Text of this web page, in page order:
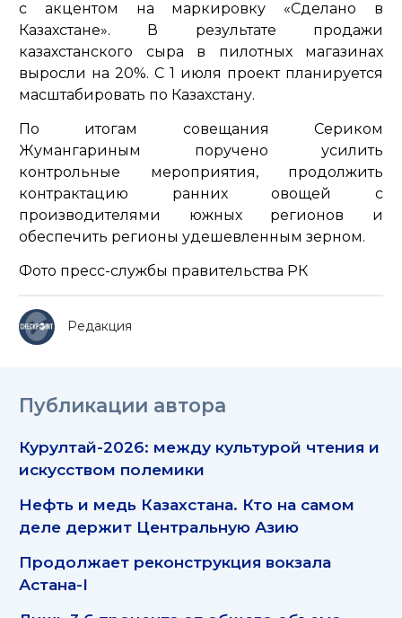
с акцентом на маркировку «Сделано в
Казахстане». В результате продажи
казахстанского сыра в пилотных магазинах
выросли на 20%. С 1 июля проект планируется
масштабировать по Казахстану.
По итогам совещания Сериком
Жумангариным поручено усилить
контрольные мероприятия, продолжить
контрактацию ранних овощей с
производителями южных регионов и
обеспечить регионы удешевленным зерном.
Фото пресс-службы правительства РК
Редакция
Публикации автора
Курултай-2026: между культурой чтения и
искусством полемики
Нефть и медь Казахстана. Кто на самом
деле держит Центральную Азию
Продолжает реконструкция вокзала
Астана-I